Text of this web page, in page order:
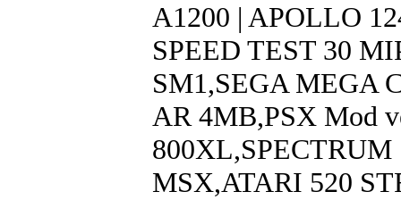
A1200 | APOLLO
SPEED TEST 30
SM1,SEGA MEGA
AR 4MB,PSX Mod
MSX,ATARI 520